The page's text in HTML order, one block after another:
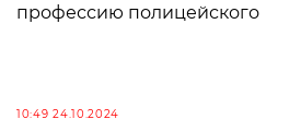
профессию полицейского
10:49 24.10.2024